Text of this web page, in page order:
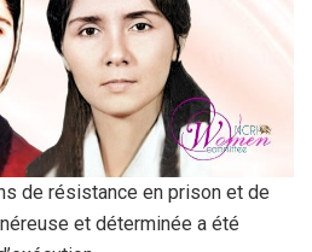
de résistance en prison et de
et déterminée a été